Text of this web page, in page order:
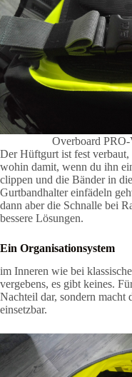
Overboard
Der Hüftgurt ist fest verbaut,
wohin damit, wenn du ihn
clippen und die Bänder in
Gurtbandhalter einfädeln
dann aber die Schnalle bei
bessere Lösungen.
Ein Organisationsystem
im Inneren wie bei
vergebens, es gibt keines.
Nachteil dar, sondern macht
einsetzbar.